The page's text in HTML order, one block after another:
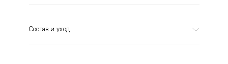
Состав и уход